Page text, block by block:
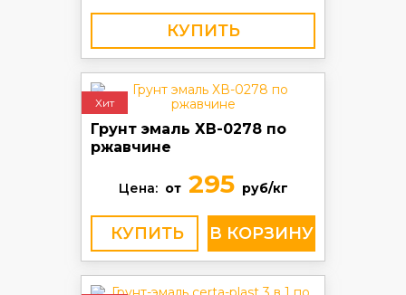
КУПИТЬ
Хит
Грунт эмаль ХВ-0278 по
ржавчине
Цена: от295 руб/кг
КУПИТЬ